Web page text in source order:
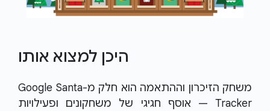
היכן למצוא אותו
משחק הזיכרון וההתאמה הוא חלק מ-Google Santa
Tracker — אוסף חגיגי של משחקונים ופעילויות